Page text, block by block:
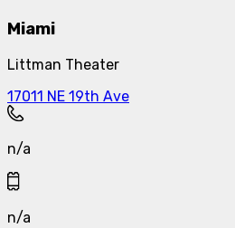
Miami
Littman Theater
17011 NE 19th Ave
n/a
n/a